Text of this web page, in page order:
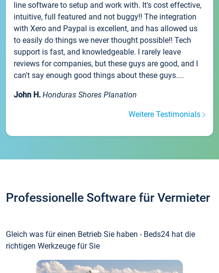
line software to setup and work with. It's cost effective,
intuitive, full featured and not buggy!! The integration
with Xero and Paypal is excellent, and has allowed us
to easily do things we never thought possible!! Tech
support is fast, and knowledgeable. I rarely leave
reviews for companies, but these guys are good, and I
can't say enough good things about these guys....
John H. Honduras Shores Planation
Weitere Testimonials
Professionelle Software für Vermieter
Gleich was für einen Betrieb Sie haben - Beds24 hat die
richtigen Werkzeuge für Sie